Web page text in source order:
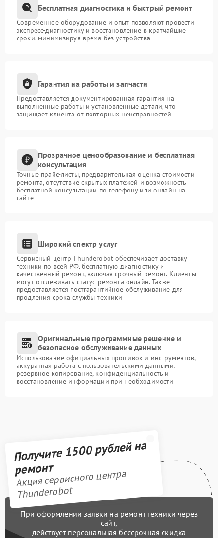
Бесплатная диагностика и быстрый ремонт
Современное оборудование и опыт позволяют провести
экспресс-диагностику и восстановление в кратчайшие
сроки, минимизируя время без устройства
Гарантия на работы и запчасти
Предоставляется документированная гарантия на
выполненные работы и установленные детали, что
защищает клиента от повторных неисправностей
Прозрачное ценообразование и бесплатная
консультация
Точные прайс-листы, предварительная оценка стоимости
ремонта, отсутствие скрытых платежей и возможность
бесплатной консультации по телефону или онлайн на
сайте
Широкий спектр услуг
Сервисный центр Thunderobot обеспечивает доставку
техники по всей РФ, бесплатную диагностику и
качественный ремонт, включая срочный ремонт. Клиенты
могут отслеживать статус ремонта онлайн. Также
предоставляется постгарантийное обслуживание для
продления срока службы техники
Оригинальные программные решение и
безопасное обслуживание данных
Использование официальных прошивок и инструментов,
аккуратная работа с пользовательскими данными:
резервное копирование, конфиденциальность и
восстановление информации при необходимости
Получите 1500 рублей на
ремонт
Акция сервисного центра
Thunderobot
При оформлении заявки на ремонт техники через
сайт,
действует персональная бессрочная скидка